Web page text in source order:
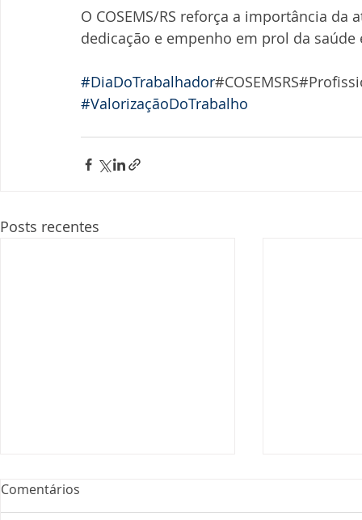
O COSEMS/RS reforça a importância da
dedicação e empenho em prol da
#DiaDoTrabalhador
#ValorizaçãoDoTrabalho
Posts recentes
Comentários